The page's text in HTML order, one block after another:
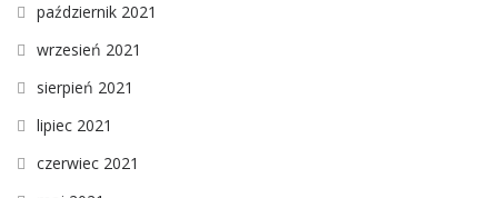
październik 2021
wrzesień 2021
sierpień 2021
lipiec 2021
czerwiec 2021